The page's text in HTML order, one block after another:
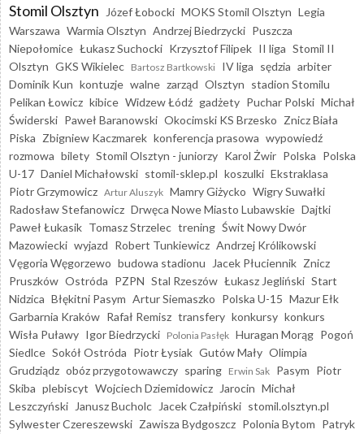
Stomil Olsztyn Józef Łobocki MOKS Stomil Olsztyn Legia
Warszawa Warmia Olsztyn Andrzej Biedrzycki Puszcza
Niepołomice Łukasz Suchocki Krzysztof Filipek II liga Stomil II
Olsztyn GKS Wikielec Bartosz Bartkowski IV liga sędzia arbiter
Dominik Kun kontuzje walne zarząd Olsztyn stadion Stomilu
Pelikan Łowicz kibice Widzew Łódź gadżety Puchar Polski Michał
Świderski Paweł Baranowski Okocimski KS Brzesko Znicz Biała
Piska Zbigniew Kaczmarek konferencja prasowa wypowiedź
rozmowa bilety Stomil Olsztyn - juniorzy Karol Żwir Polska Polska
U-17 Daniel Michałowski stomil-sklep.pl koszulki Ekstraklasa
Piotr Grzymowicz Artur Aluszyk Mamry Giżycko Wigry Suwałki
Radosław Stefanowicz Drwęca Nowe Miasto Lubawskie Dajtki
Paweł Łukasik Tomasz Strzelec trening Świt Nowy Dwór
Mazowiecki wyjazd Robert Tunkiewicz Andrzej Królikowski
Vęgoria Węgorzewo budowa stadionu Jacek Płuciennik Znicz
Pruszków Ostróda PZPN Stal Rzeszów Łukasz Jegliński Start
Nidzica Błękitni Pasym Artur Siemaszko Polska U-15 Mazur Ełk
Garbarnia Kraków Rafał Remisz transfery konkursy konkurs
Wisła Puławy Igor Biedrzycki Polonia Pasłęk Huragan Morąg Pogoń
Siedlce Sokół Ostróda Piotr Łysiak Gutów Mały Olimpia
Grudziądz obóz przygotowawczy sparing Erwin Sak Pasym Piotr
Skiba plebiscyt Wojciech Dziemidowicz Jarocin Michał
Leszczyński
Janusz Bucholc Jacek Czałpiński stomil.olsztyn.pl
Sylwester Czereszewski Zawisza Bydgoszcz Polonia Bytom Patryk